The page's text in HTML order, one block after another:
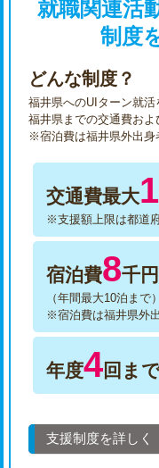
就職関連活
制度
どんな制度？
福井県へのUIターン就活
福井県までの交通費およ
※宿泊費は福井県外出身
交通費最大
※支援額上限は都道
宿泊費8千
（年間最大10泊まで）
※宿泊費は福井県外
年度4回ま
支援制度を詳しく